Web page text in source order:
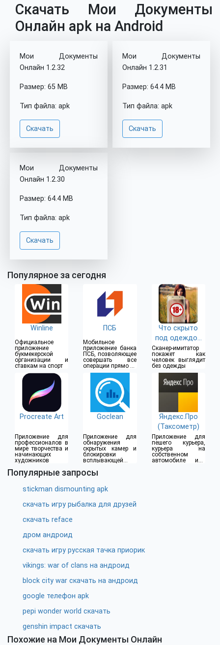
Скачать Мои Документы
Онлайн apk на Android
Мои Документы
Онлайн 1.2.32
Размер: 65 MB
Тип файла: apk
Скачать
Мои Документы
Онлайн 1.2.31
Размер: 64.4 MB
Тип файла: apk
Скачать
Мои Документы
Онлайн 1.2.30
Размер: 64.4 MB
Тип файла: apk
Скачать
Популярное за сегодня
Winline
Официальное
приложение
букмекерской
организации и
ставкам на спорт
ПСБ
Мобильное
приложение банка
ПСБ, позволяющее
совершать все
операции прямо из
дома
Что скрыто
под одеждой
(18+)
Сканер-имитатор
покажет как
человек выглядит
без одежды
Procreate Art
Приложение для
профессионалов в
мире творчества и
начинающих
художников
Goclean
Приложение для
обнаружения
скрытых камер и
блокировки
всплывающей
Яндекс.Про
(Таксометр)
Приложение для
пешего курьера,
курьера на
собственном
автомобиле или
Популярные запросы
stickman dismounting apk
скачать игру рыбалка для друзей
скачать reface
дром андроид
скачать игру русская тачка приорик
vikings: war of clans на андроид
block city war скачать на андроид
google телефон apk
pepi wonder world скачать
genshin impact скачать
Похожие на Мои Документы Онлайн